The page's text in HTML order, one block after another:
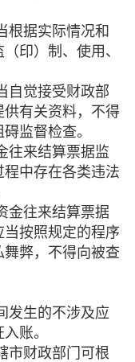
据实际情况和
印）制、使用、
觉接受财政部
有关资料，不得
监督检查。
来结算票据监
程中存在各类违法
往来结算票据
按照规定的程序
弊，不得向被查
生的不涉及应
账。
财政部门可根